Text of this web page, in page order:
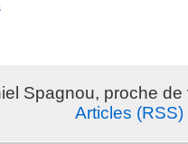
Spagnou, proche
Articles (RSS)